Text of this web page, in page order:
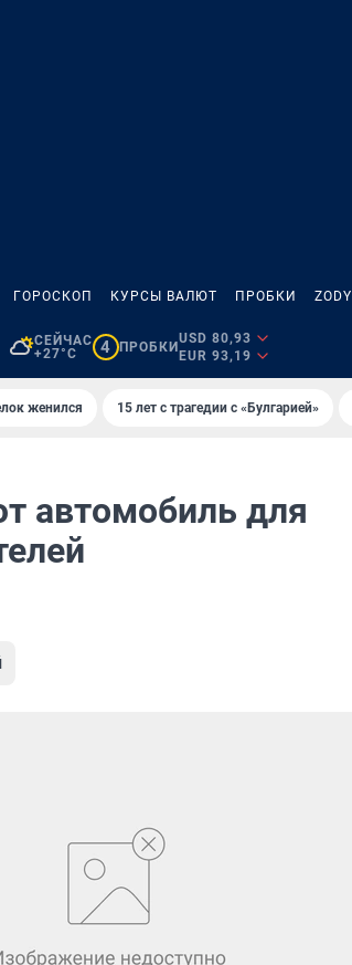
ГОРОСКОП КУРСЫ ВАЛЮТ ПРОБКИ ZODY
СЕЙЧАС
+27°C
4 ПРОБКИ
USD 80,93
EUR 93,19
женился 15 лет с трагедии с «Булгарией»
автомобиль для